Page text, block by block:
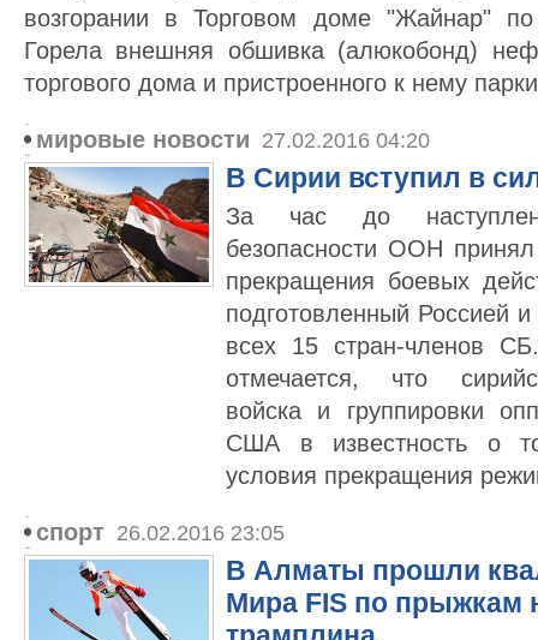
возгорании в Торговом доме "Жайнар"
Горела внешняя обшивка (алюкобонд)
торгового дома и пристроенного к нему
мировые новости 27.02.2016 04:20
В Сирии вступил в
За час до
безопасности ООН
прекращения боевых
подготовленный Россией
всех 15 стран-членов
отмечается, что
войска и группировки
США в известность о
условия прекращения
спорт 26.02.2016 23:05
В Алматы прошли
Мира FIS по прыжкам